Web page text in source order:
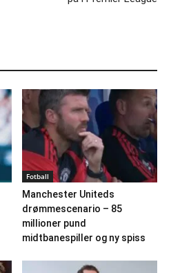
Fotball
Manchester Uniteds
drømmescenario – 85
millioner pund
midtbanespiller og ny spiss